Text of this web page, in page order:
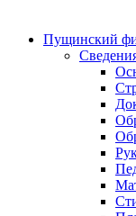
Пущинский